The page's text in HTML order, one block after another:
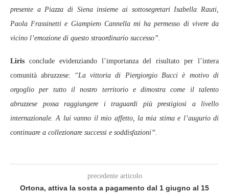
presente a Piazza di Siena insieme ai sottosegretari Isabella Rauti,
Paola Frassinetti e Giampiero Cannella mi ha permesso di vivere da
vicino l’emozione di questo straordinario successo”.
Liris conclude evidenziando l’importanza del risultato per l’intera
comunità abruzzese: “La vittoria di Piergiorgio Bucci è motivo di
orgoglio per tutto il nostro territorio e dimostra come il talento
abruzzese possa raggiungere i traguardi più prestigiosi a livello
internazionale. A lui vanno il mio affetto, la mia stima e l’augurio di
continuare a collezionare successi e soddisfazioni”.
precedente articolo
Ortona, attiva la sosta a pagamento dal 1 giugno al 15